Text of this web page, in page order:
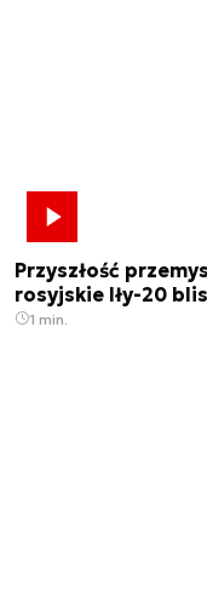
Przyszłość
rosyjskie Iły-20
1 min.